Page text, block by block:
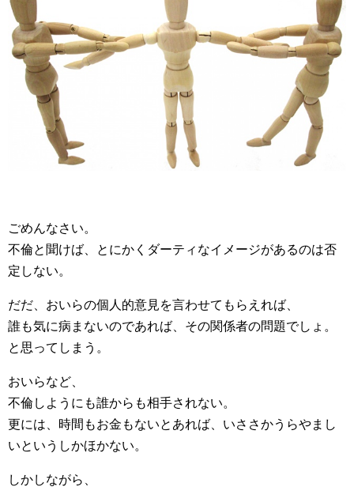
ごめんなさい。
不倫と聞けば、とにかくダーティなイメージがあるのは否
定しない。
だだ、おいらの個人的意見を言わせてもらえれば、
誰も気に病まないのであれば、その関係者の問題でしょ。
と思ってしまう。
おいらなど、
不倫しようにも誰からも相手されない。
更には、時間もお金もないとあれば、いささかうらやまし
いというしかほかない。
しかしながら、